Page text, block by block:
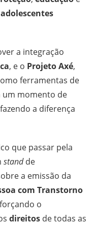
a integração
, e o Projeto Axé,
ferramentas de
momento de
fazendo a diferença
que passar pela
standde
a emissão da
com Transtorno
o
direitos de todas as